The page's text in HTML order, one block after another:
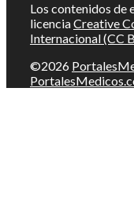
Los contenidos de
licenciaCreative
Internacional (CC
©2026